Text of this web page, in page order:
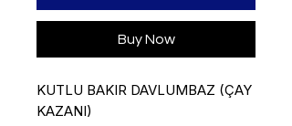
Buy Now
KUTLU BAKIR DAVLUMBAZ (ÇAY
KAZANI)